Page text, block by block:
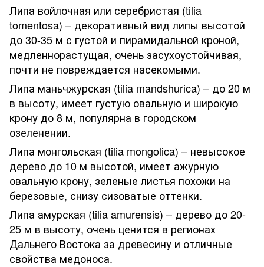
Липа войлочная или серебристая (tilia
tomentosa) – декоративный вид липы высотой
до 30-35 м с густой и пирамидальной кроной,
медленнорастущая, очень засухоустойчивая,
почти не повреждается насекомыми.
Липа маньчжурская (tilia mandshurica) – до 20 м
в высоту, имеет густую овальную и широкую
крону до 8 м, популярна в городском
озеленении.
Липа монгольская (tilia mongolica) – невысокое
дерево до 10 м высотой, имеет ажурную
овальную крону, зеленые листья похожи на
березовые, снизу сизоватые оттенки.
Липа амурская (tilia amurensis) – дерево до 20-
25 м в высоту, очень ценится в регионах
Дальнего Востока за древесину и отличные
свойства медоноса.